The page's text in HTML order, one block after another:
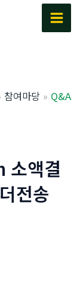
Main
참여마당 Q&A
액결
전송